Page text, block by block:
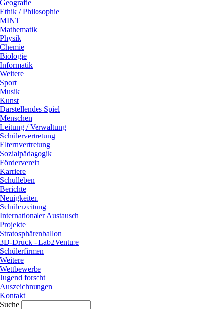
Geografie
Ethik / Philosophie
MINT
Mathematik
Physik
Chemie
Biologie
Informatik
Weitere
Sport
Musik
Kunst
Darstellendes Spiel
Menschen
Leitung / Verwaltung
Schülervertretung
Elternvertretung
Sozialpädagogik
Förderverein
Karriere
Schulleben
Berichte
Neuigkeiten
Schülerzeitung
Internationaler Austausch
Projekte
Stratosphärenballon
3D-Druck - Lab2Venture
Schülerfirmen
Weitere
Wettbewerbe
Jugend forscht
Auszeichnungen
Kontakt
Suche